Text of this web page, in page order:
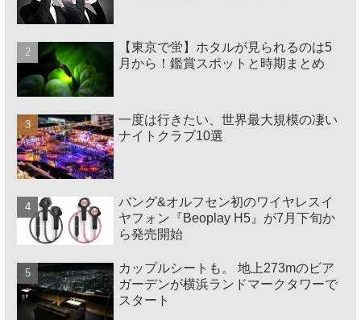
【東京で蛍】ホタルが見られるのは5
月から！鑑賞スポットと時期まとめ
一度は行きたい、世界最大規模の凄い
ナイトクラブ10選
バング&オルフセン初のワイヤレスイ
ヤフォン『Beoplay H5』が7月下旬か
ら発売開始
カップルシートも。 地上273mのビア
ガーデンが横浜ランドマークタワーで
スタート